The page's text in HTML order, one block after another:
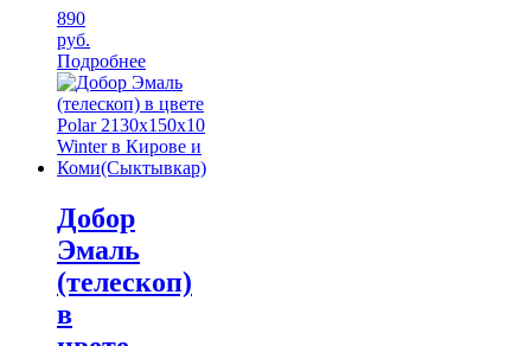
890
руб.
Подробнее
Добор
Эмаль
(телескоп)
в